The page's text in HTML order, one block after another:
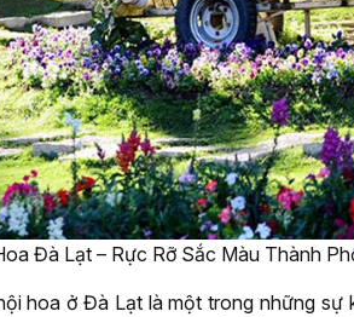
Đà Lạt – Rực Rỡ Sắc Màu Thành
hoa ở Đà Lạt là một trong những